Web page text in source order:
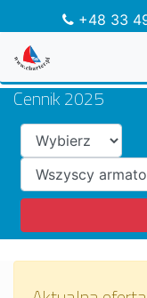
+48 33
Cennik 2025